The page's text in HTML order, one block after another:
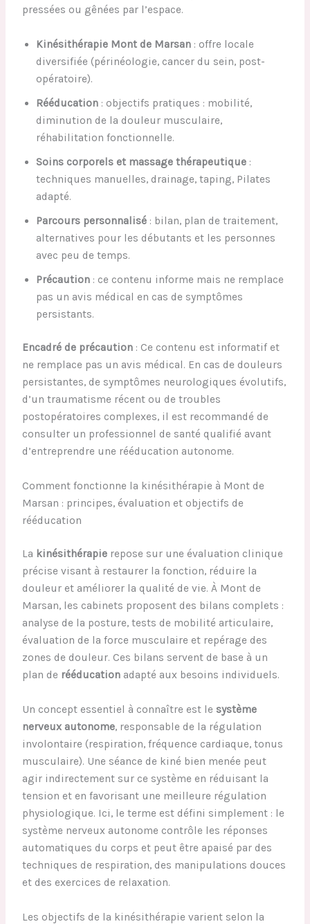
pressées ou gênées par l’espace.
Kinésithérapie Mont de Marsan : offre locale
diversifiée (périnéologie, cancer du sein, post-
opératoire).
Rééducation : objectifs pratiques : mobilité,
diminution de la douleur musculaire,
réhabilitation fonctionnelle.
Soins corporels et massage thérapeutique :
techniques manuelles, drainage, taping, Pilates
adapté.
Parcours personnalisé : bilan, plan de traitement,
alternatives pour les débutants et les personnes
avec peu de temps.
Précaution : ce contenu informe mais ne remplace
pas un avis médical en cas de symptômes
persistants.
Encadré de précaution : Ce contenu est informatif et
ne remplace pas un avis médical. En cas de douleurs
persistantes, de symptômes neurologiques évolutifs,
d’un traumatisme récent ou de troubles
postopératoires complexes, il est recommandé de
consulter un professionnel de santé qualifié avant
d’entreprendre une rééducation autonome.
Comment fonctionne la kinésithérapie à Mont de
Marsan : principes, évaluation et objectifs de
rééducation
La kinésithérapie repose sur une évaluation clinique
précise visant à restaurer la fonction, réduire la
douleur et améliorer la qualité de vie. À Mont de
Marsan, les cabinets proposent des bilans complets :
analyse de la posture, tests de mobilité articulaire,
évaluation de la force musculaire et repérage des
zones de douleur. Ces bilans servent de base à un
plan de rééducation adapté aux besoins individuels.
Un concept essentiel à connaître est le système
nerveux autonome, responsable de la régulation
involontaire (respiration, fréquence cardiaque, tonus
musculaire). Une séance de kiné bien menée peut
agir indirectement sur ce système en réduisant la
tension et en favorisant une meilleure régulation
physiologique. Ici, le terme est défini simplement : le
système nerveux autonome contrôle les réponses
automatiques du corps et peut être apaisé par des
techniques de respiration, des manipulations douces
et des exercices de relaxation.
Les objectifs de la kinésithérapie varient selon la